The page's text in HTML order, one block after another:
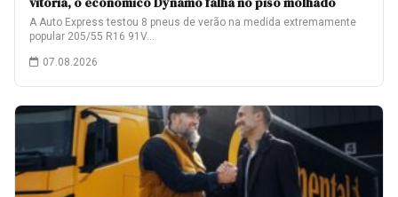
A Auto Express testou 8 pneus de verão na medida extremamente
popular 205/55 R16 91V…
07.08.2026